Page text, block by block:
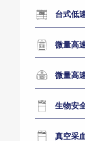
台式低
微量高
微量高
生物安全
真空采血